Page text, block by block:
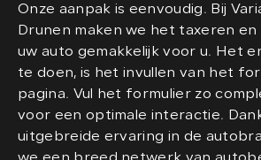
Onze aanpak is eenvoudig. Bij
Drunen maken we het taxeren
uw auto gemakkelijk voor u. Het
te doen, is het invullen van het
pagina. Vul het formulier zo
voor een optimale interactie.
uitgebreide ervaring in de